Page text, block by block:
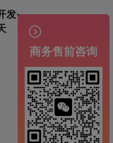
发-

商务售前咨询